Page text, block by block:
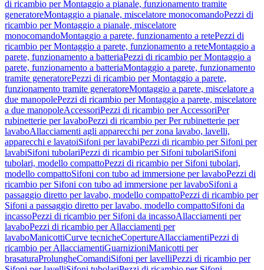
di ricambio per Montaggio a pianale, funzionamento tramite
generatoreMontaggio a pianale, miscelatore monocomandoPezzi di
ricambio per Montaggio a pianale, miscelatore
monocomandoMontaggio a parete, funzionamento a retePezzi di
ricambio per Montaggio a parete, funzionamento a reteMontaggio a
parete, funzionamento a batteriaPezzi di ricambio per Montaggio a
parete, funzionamento a batteriaMontaggio a parete, funzionamento
tramite generatorePezzi di ricambio per Montaggio a parete,
funzionamento tramite generatoreMontaggio a parete, miscelatore a
due manopolePezzi di ricambio per Montaggio a parete, miscelatore
a due manopoleAccessoriPezzi di ricambio per AccessoriPer
rubinetterie per lavaboPezzi di ricambio per Per rubinetterie per
lavaboAllacciamenti agli apparecchi per zona lavabo, lavelli,
apparecchi e lavatoiSifoni per lavabiPezzi di ricambio per Sifoni per
lavabiSifoni tubolariPezzi di ricambio per Sifoni tubolariSifoni
tubolari, modello compattoPezzi di ricambio per Sifoni tubolari,
modello compattoSifoni con tubo ad immersione per lavaboPezzi di
ricambio per Sifoni con tubo ad immersione per lavaboSifoni a
passaggio diretto per lavabo, modello compattoPezzi di ricambio per
Sifoni a passaggio diretto per lavabo, modello compattoSifoni da
incassoPezzi di ricambio per Sifoni da incassoAllacciamenti per
lavaboPezzi di ricambio per Allacciamenti per
lavaboManicottiCurve tecnicheCopertureAllacciamentiPezzi di
ricambio per AllacciamentiGuarnizioniManicotti per
brasaturaProlungheComandiSifoni per lavelliPezzi di ricambio per